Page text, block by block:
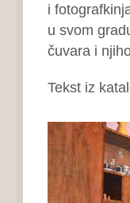
i
u svom
čuvara i
Tekst iz